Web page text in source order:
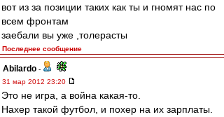
вот из за позиции таких как ты и гномят нас по
всем фронтам
заебали вы уже ,толерасты
Последнее сообщение
Abilardo -
31 мар 2012 23:20
Это не игра, а война какая-то.
Нахер такой футбол, и похер на их зарплаты.